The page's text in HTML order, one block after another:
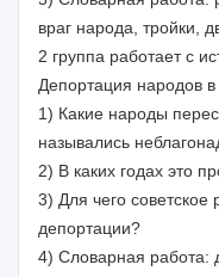
враг народа, тройки,
2 группа работает с
Депортация народов в
1) Какие народы
назывались
2) В каких годах это
3) Для чего советское
депортации?
4) Словарная работа: